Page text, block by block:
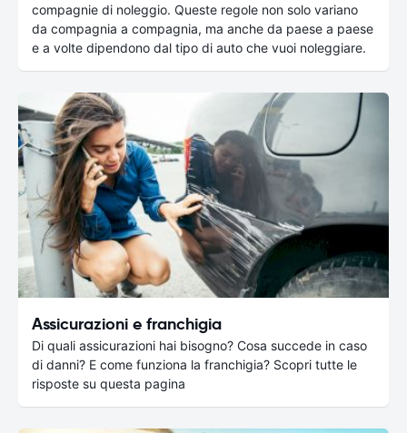
compagnie di noleggio. Queste regole non solo variano
da compagnia a compagnia, ma anche da paese a paese
e a volte dipendono dal tipo di auto che vuoi noleggiare.
Assicurazioni e franchigia
Di quali assicurazioni hai bisogno? Cosa succede in caso
di danni? E come funziona la franchigia? Scopri tutte le
risposte su questa pagina